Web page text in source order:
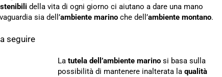
della vita di ogni giorno ci aiutano a dare una mano
sia dell’ambiente marino che dell’ambiente montano.
seguire
La tutela dell’ambiente marino si basa sulla
possibilità di mantenere inalterata la qualità